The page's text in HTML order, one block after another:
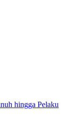
hingga Pelaku